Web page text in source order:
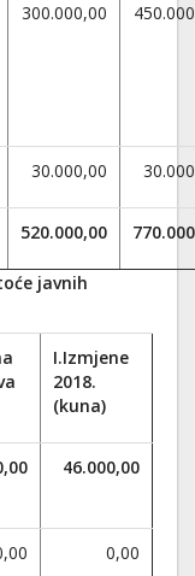
300.000,00
30.000,00
520.000,00
javnih
I.Izmjene
2018.
(kuna)
46.000,00
0,00